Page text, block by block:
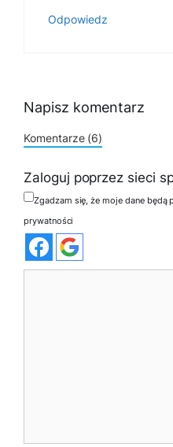
Odpowiedz
Napisz komentarz
Komentarze (6)
Zaloguj poprzez sieci
Zgadzam się, że moje dane
prywatności